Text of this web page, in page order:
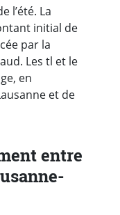
l’été. La
initial de
par la
Les tl et le
en
et de
entre